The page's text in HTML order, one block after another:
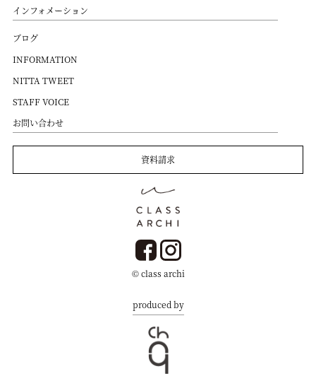
インフォメーション
ブログ
INFORMATION
NITTA TWEET
STAFF VOICE
お問い合わせ
資料請求
© class archi
produced by